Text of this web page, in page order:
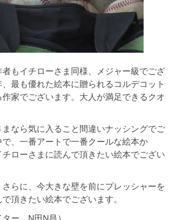
もイチローさま同様、メジャー級でござ
最も優れた絵本に贈られるコルデコット
家でございます。大人が満足できるクオ
なら気に入ること間違いナッシングでご
、一番アートで一番クールな絵本か
ローさまに読んで頂きたい絵本でござい
らに、今大きな壁を前にプレッシャーを
頂きたい絵本でございます。
ター N田N昌）